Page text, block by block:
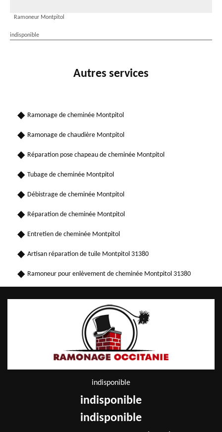
Ramoneur Montpitol
indisponible
Autres services
Ramonage de cheminée Montpitol
Ramonage de chaudière Montpitol
Réparation pose chapeau de cheminée Montpitol
Tubage de cheminée Montpitol
Débistrage de cheminée Montpitol
Réparation de cheminée Montpitol
Entretien de cheminée Montpitol
Artisan réparation de tuile Montpitol 31380
Ramoneur pour enlèvement de cheminée Montpitol 31380
indisponible
indisponible
indisponible